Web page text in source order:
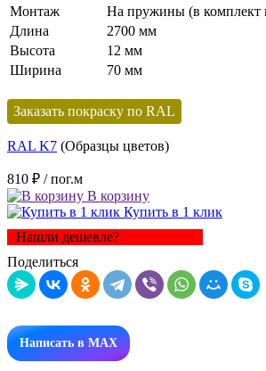
Монтаж
На пружины (в комплект
Длина
2700 мм
Высота
12 мм
Ширина
70 мм
Заказать покраску по RAL
RAL K7 (Образцы цветов)
810 ₽ / пог.м
В корзину
Купить в 1 клик
Нашли дешевле?
Поделиться
Написать в MAX